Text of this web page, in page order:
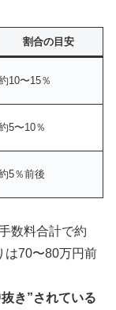
割合の目安
10〜15％
5〜10％
5％前後
数料合計で約
は70〜80万円前
き”されている